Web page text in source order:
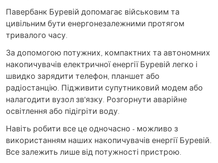
Павербанк Буревій допомагає військовим та
цивільним бути енергонезалежними протягом
тривалого часу.
За допомогою потужних, компактних та автономних
накопичувачів електричної енергії Буревій легко і
швидко зарядити телефон, планшет або
радіостанцію. Підживити супутниковий модем або
налагодити вузол зв'язку. Розгорнути аварійне
освітлення або підігріти воду.
Навіть робити все це одночасно - можливо з
використанням наших накопичувачів енергії Буревій.
Все залежить лише від потужності пристрою.